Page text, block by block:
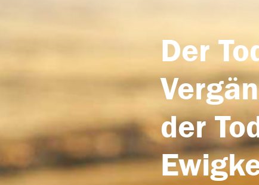
Der
der